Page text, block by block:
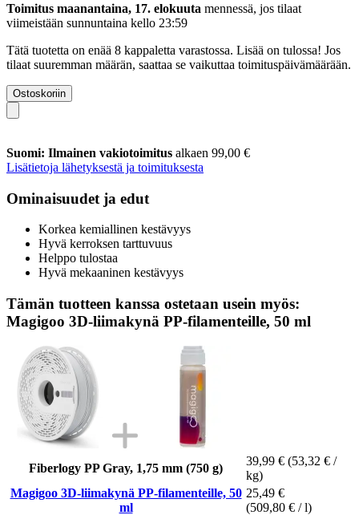
Toimitus maanantaina, 17. elokuuta mennessä, jos tilaat
viimeistään sunnuntaina kello 23:59
Tätä tuotetta on enää 8 kappaletta varastossa. Lisää on tulossa! Jos
tilaat suuremman määrän, saattaa se vaikuttaa toimituspäivämäärään.
Ostoskoriin
Suomi: Ilmainen vakiotoimitus alkaen 99,00 €
Lisätietoja lähetyksestä ja toimituksesta
Ominaisuudet ja edut
Korkea kemiallinen kestävyys
Hyvä kerroksen tarttuvuus
Helppo tulostaa
Hyvä mekaaninen kestävyys
Tämän tuotteen kanssa ostetaan usein myös:
Magigoo 3D-liimakynä PP-filamenteille, 50 ml
Fiberlogy PP Gray, 1,75 mm (750 g)
39,99 € (53,32 € /
kg)
Magigoo 3D-liimakynä PP-filamenteille, 50
ml
25,49 €
(509,80 € / l)